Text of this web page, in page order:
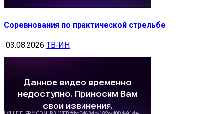
Соревнования по практической стрельбе
03.08.2026 ТВ-ИН